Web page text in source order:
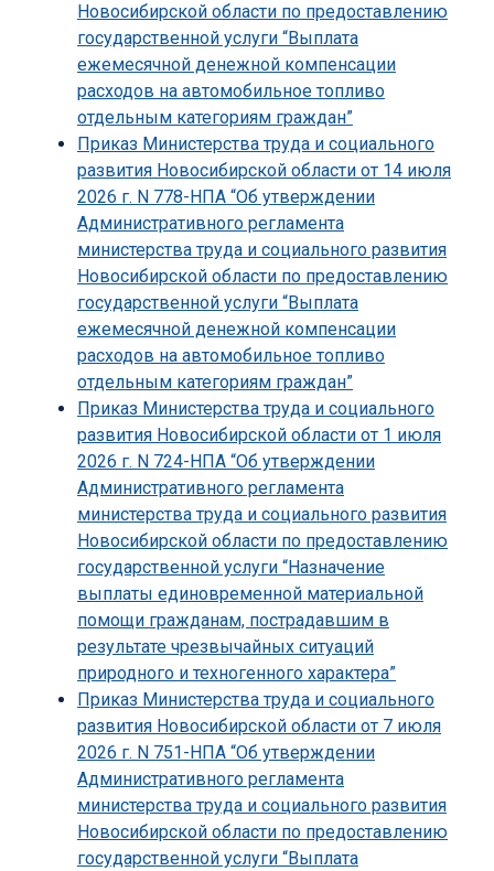
Новосибирской области по предоставлению
государственной услуги “Выплата
ежемесячной денежной компенсации
расходов на автомобильное топливо
отдельным категориям граждан”
Приказ Министерства труда и социального
развития Новосибирской области от 14 июля
2026 г. N 778-НПА “Об утверждении
Административного регламента
министерства труда и социального развития
Новосибирской области по предоставлению
государственной услуги “Выплата
ежемесячной денежной компенсации
расходов на автомобильное топливо
отдельным категориям граждан”
Приказ Министерства труда и социального
развития Новосибирской области от 1 июля
2026 г. N 724-НПА “Об утверждении
Административного регламента
министерства труда и социального развития
Новосибирской области по предоставлению
государственной услуги “Назначение
выплаты единовременной материальной
помощи гражданам, пострадавшим в
результате чрезвычайных ситуаций
природного и техногенного характера”
Приказ Министерства труда и социального
развития Новосибирской области от 7 июля
2026 г. N 751-НПА “Об утверждении
Административного регламента
министерства труда и социального развития
Новосибирской области по предоставлению
государственной услуги “Выплата